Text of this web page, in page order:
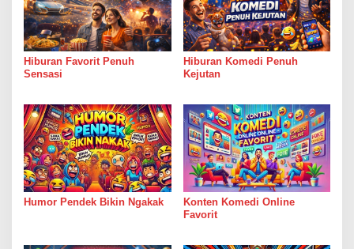
Hiburan Favorit Penuh
Sensasi
Hiburan Komedi Penuh
Kejutan
Humor Pendek Bikin Ngakak
Konten Komedi Online
Favorit